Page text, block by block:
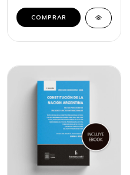
COMPRAR